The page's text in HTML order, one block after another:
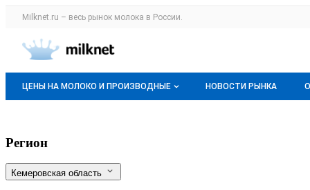
Раздел навигации по сайту milknet.ru
Milknet.ru – весь рынок молока в России.
Авторизация и меню пользователя
Навигация по разделам сайта milknet.ru
ЦЕНЫ НА МОЛОКО И ПРОИЗВОДНЫЕ
О мониторингах
Актуальные мониторинги
НОВОСТИ РЫНКА
Губернатор Кузбасса Илья Середюк
Фильтры
Регион
Кемеровская область